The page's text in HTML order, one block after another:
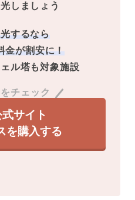
しましょう
するなら
金が割安に！
ル塔も対象施設
チェック
サイト
を購入する